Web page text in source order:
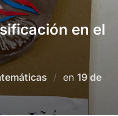
en el
en 19 de